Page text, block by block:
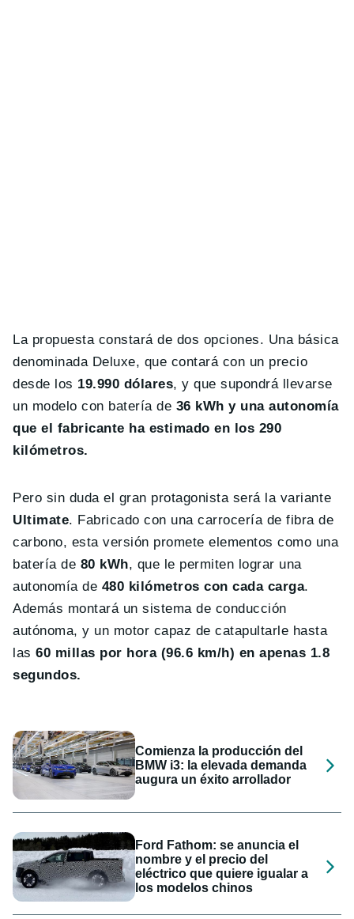
La propuesta constará de dos opciones. Una básica
denominada Deluxe, que contará con un precio
desde los 19.990 dólares, y que supondrá llevarse
un modelo con batería de 36 kWh y una autonomía
que el fabricante ha estimado en los 290
kilómetros.
Pero sin duda el gran protagonista será la variante
Ultimate. Fabricado con una carrocería de fibra de
carbono, esta versión promete elementos como una
batería de 80 kWh, que le permiten lograr una
autonomía de 480 kilómetros con cada carga.
Además montará un sistema de conducción
autónoma, y un motor capaz de catapultarle hasta
las60 millas por hora (96.6 km/h) en apenas 1.8
segundos.
Comienza la producción del
BMW i3: la elevada demanda
augura un éxito arrollador
Ford Fathom: se anuncia el
nombre y el precio del
eléctrico que quiere igualar a
los modelos chinos